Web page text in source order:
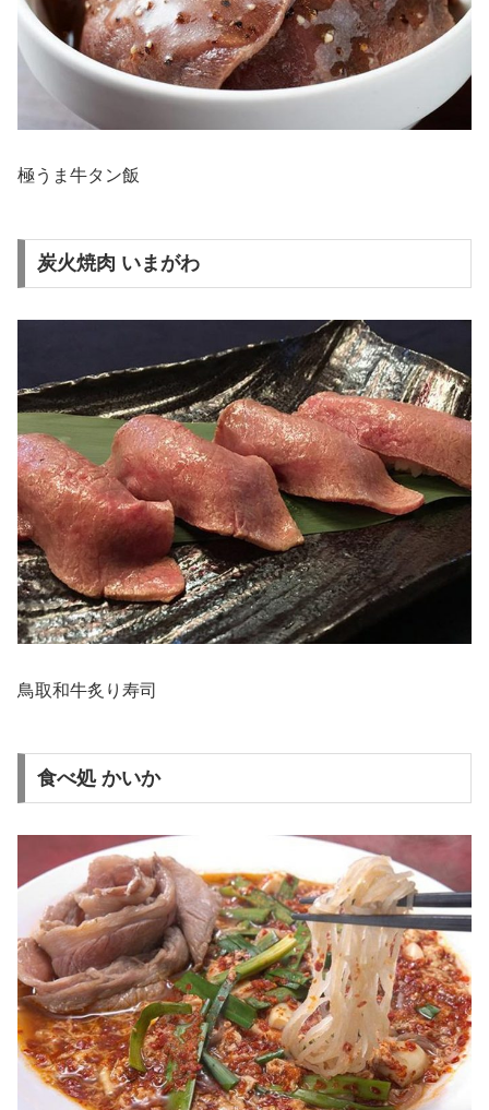
極うま牛タン飯
炭火焼肉 いまがわ
鳥取和牛炙り寿司
食べ処 かいか